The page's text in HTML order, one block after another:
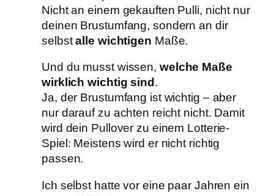
Nicht an einem gekauften Pulli, nicht nur
deinen Brustumfang, sondern an dir
selbstalle wichtigen Maße.
Und du musst wissen, welche Maße
wirklich wichtig sind .
Ja, der Brustumfang ist wichtig – aber
nur darauf zu achten reicht nicht. Damit
wird dein Pullover zu einem Lotterie-
Spiel: Meistens wird er nicht richtig
passen.
Ich selbst hatte vor eine paar Jahren ein